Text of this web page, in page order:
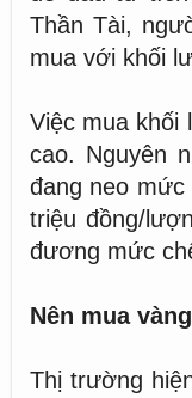
Thần Tài,
mua với khối
Việc mua khối
cao. Nguyên
đang neo
triệu đồng/
đương mức
Nên mua
Thị trường